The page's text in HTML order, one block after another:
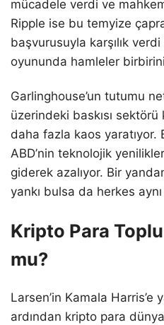
mücadele verdi ve
Ripple ise bu temyize
başvurusuyla karşılık
oyununda hamleler
Garlinghouse’un tutumu
üzerindeki baskısı sektörü
daha fazla kaos yaratıyor.
ABD’nin teknolojik
giderek azalıyor. Bir
yankı bulsa da herkes
Kripto Para
mu?
Larsen’in Kamala Harris’e
ardından kripto para